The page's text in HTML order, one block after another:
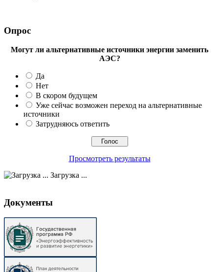
Опрос
Могут ли альтернативные источники энергии заменить
АЭС?
Да
Нет
В скором будущем
Уже сейчас возможен переход на альтернативные
источники
Затрудняюсь ответить
Просмотреть результаты
Загрузка ...
Документы